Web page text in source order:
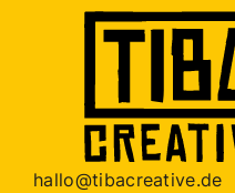
hallo@tibacreative.de